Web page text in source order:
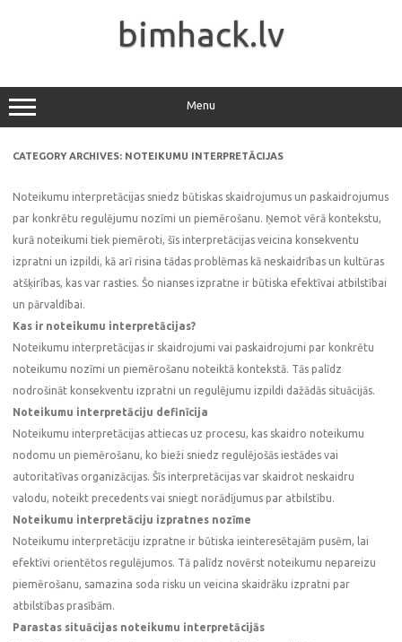
bimhack.lv
Menu
CATEGORY ARCHIVES: NOTEIKUMU INTERPRETĀCIJAS
Noteikumu interpretācijas sniedz būtiskas skaidrojumus un paskaidrojumus
par konkrētu regulējumu nozīmi un piemērošanu. Ņemot vērā kontekstu,
kurā noteikumi tiek piemēroti, šīs interpretācijas veicina konsekventu
izpratni un izpildi, kā arī risina tādas problēmas kā neskaidrības un kultūras
atšķirības, kas var rasties. Šo nianses izpratne ir būtiska efektīvai atbilstībai
un pārvaldībai.
Kas ir noteikumu interpretācijas?
Noteikumu interpretācijas ir skaidrojumi vai paskaidrojumi par konkrētu
noteikumu nozīmi un piemērošanu noteiktā kontekstā. Tās palīdz
nodrošināt konsekventu izpratni un regulējumu izpildi dažādās situācijās.
Noteikumu interpretāciju definīcija
Noteikumu interpretācijas attiecas uz procesu, kas skaidro noteikumu
nodomu un piemērošanu, ko bieži sniedz regulējošās iestādes vai
autoritatīvas organizācijas. Šīs interpretācijas var skaidrot neskaidru
valodu, noteikt precedents vai sniegt norādījumus par atbilstību.
Noteikumu interpretāciju izpratnes nozīme
Noteikumu interpretāciju izpratne ir būtiska ieinteresētajām pusēm, lai
efektīvi orientētos regulējumos. Tā palīdz novērst noteikumu nepareizu
piemērošanu, samazina soda risku un veicina skaidrāku izpratni par
atbilstības prasībām.
Parastas situācijas noteikumu interpretācijās